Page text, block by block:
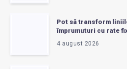
Pot să transform
împrumuturi cu rate
4 august 2026